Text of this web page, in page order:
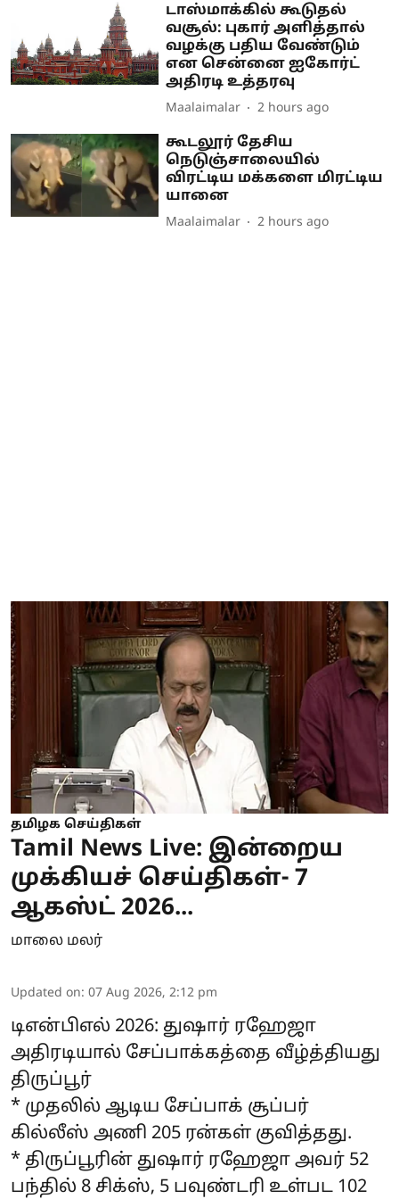
டாஸ்மாக்கில் கூடுதல்
வசூல்: புகார் அளித்தால்
வழக்கு பதிய வேண்டும்
என சென்னை ஐகோர்ட்
அதிரடி உத்தரவு
Maalaimalar 2 hours ago
கூடலூர் தேசிய
நெடுஞ்சாலையில்
விரட்டிய மக்களை மிரட்டிய
யானை
Maalaimalar 2 hours ago
தமிழக செய்திகள்
Tamil News Live: இன்றைய
முக்கியச் செய்திகள்- 7
ஆகஸ்ட் 2026...
மாலை மலர்
Updated on: 07 Aug 2026, 2:12 pm
டிஎன்பிஎல் 2026: துஷார் ரஹேஜா
அதிரடியால் சேப்பாக்கத்தை வீழ்த்தியது
திருப்பூர்
* முதலில் ஆடிய சேப்பாக் சூப்பர்
கில்லீஸ் அணி 205 ரன்கள் குவித்தது.
* திருப்பூரின் துஷார் ரஹேஜா அவர் 52
பந்தில் 8 சிக்ஸ், 5 பவுண்டரி உள்பட 102